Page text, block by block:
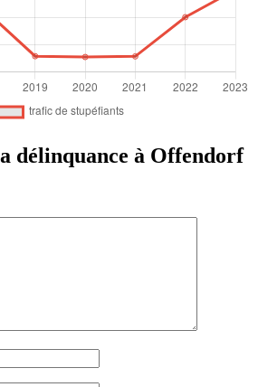
délinquance à Offendorf